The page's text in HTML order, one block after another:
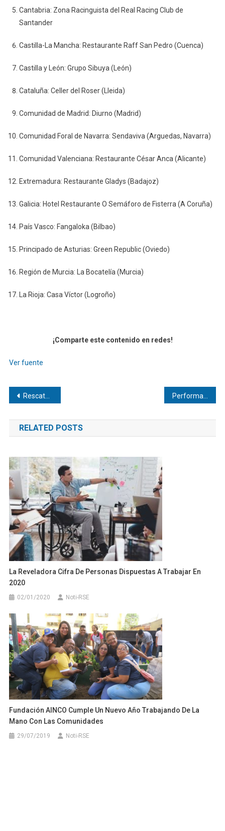
Cantabria: Zona Racinguista del Real Racing Club de
Santander
Castilla-La Mancha: Restaurante Raff San Pedro (Cuenca)
Castilla y León: Grupo Sibuya (León)
Cataluña: Celler del Roser (Lleida)
Comunidad de Madrid: Diurno (Madrid)
Comunidad Foral de Navarra: Sendaviva (Arguedas, Navarra)
Comunidad Valenciana: Restaurante César Anca (Alicante)
Extremadura: Restaurante Gladys (Badajoz)
Galicia: Hotel Restaurante O Semáforo de Fisterra (A Coruña)
País Vasco: Fangaloka (Bilbao)
Principado de Asturias: Green Republic (Oviedo)
Región de Murcia: La Bocatelía (Murcia)
La Rioja: Casa Víctor (Logroño)
¡Comparte este contenido en redes!
Ver fuente
Navegación
de
entradas
Rescatan en Brasil a 593 personas en condición análoga a la esclavitud
RELATED POSTS
La Reveladora Cifra De Personas Dispuestas A Trabajar En
2020
02/01/2020 Noti-RSE
Fundación AINCO Cumple Un Nuevo Año Trabajando De La
Mano Con Las Comunidades
29/07/2019 Noti-RSE